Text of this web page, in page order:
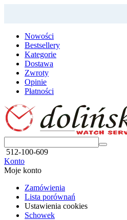
Nowości
Bestsellery
Kategorie
Dostawa
Zwroty
Opinie
Płatności
512-100-609
Konto
Moje konto
Zamówienia
Lista porównań
Ustawienia cookies
Schowek